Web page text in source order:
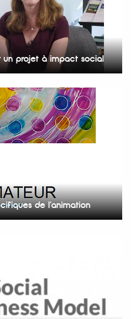
projet à impact social
de l’animation